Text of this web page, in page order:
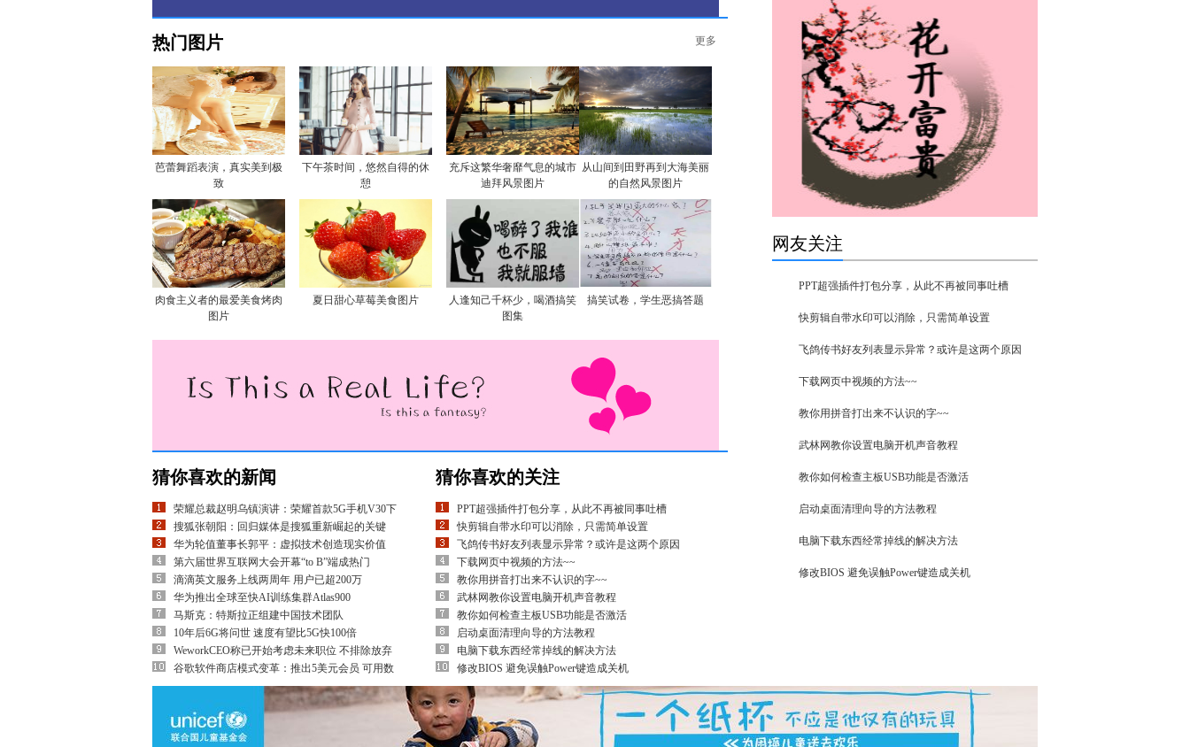
热门图片 更多
芭蕾舞蹈表演，真实美到极
致
下午茶时间，悠然自得的休
憩
充斥这繁华奢靡气息的城市
迪拜风景图片
从山间到田野再到大海美丽
的自然风景图片
肉食主义者的最爱美食烤肉
图片
夏日甜心草莓美食图片
人逢知己千杯少，喝酒搞笑
图集
搞笑试卷，学生恶搞答题
猜你喜欢的新闻
荣耀总裁赵明乌镇演讲：荣耀首款5G手机V30下
搜狐张朝阳：回归媒体是搜狐重新崛起的关键
华为轮值董事长郭平：虚拟技术创造现实价值
第六届世界互联网大会开幕“to B”端成热门
滴滴英文服务上线两周年 用户已超200万
华为推出全球至快AI训练集群Atlas900
马斯克：特斯拉正组建中国技术团队
10年后6G将问世 速度有望比5G快100倍
WeworkCEO称已开始考虑未来职位 不排除放弃
谷歌软件商店模式变革：推出5美元会员 可用数
猜你喜欢的关注
PPT超强插件打包分享，从此不再被同事吐槽
快剪辑自带水印可以消除，只需简单设置
飞鸽传书好友列表显示异常？或许是这两个原因
下载网页中视频的方法~~
教你用拼音打出来不认识的字~~
武林网教你设置电脑开机声音教程
教你如何检查主板USB功能是否激活
启动桌面清理向导的方法教程
电脑下载东西经常掉线的解决方法
修改BIOS 避免误触Power键造成关机
网友关注
PPT超强插件打包分享，从此不再被同事吐槽
快剪辑自带水印可以消除，只需简单设置
飞鸽传书好友列表显示异常？或许是这两个原因
下载网页中视频的方法~~
教你用拼音打出来不认识的字~~
武林网教你设置电脑开机声音教程
教你如何检查主板USB功能是否激活
启动桌面清理向导的方法教程
电脑下载东西经常掉线的解决方法
修改BIOS 避免误触Power键造成关机